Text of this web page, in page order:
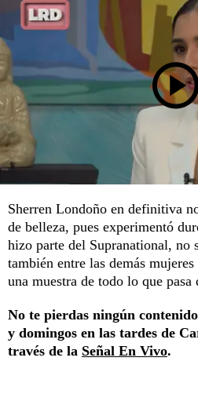
Sherren Londoño en definitiva
de belleza, pues experimentó
hizo parte del Supranational, no
también entre las demás
una muestra de todo lo que pasa
No te pierdas ningún
y domingos en las tardes de
través de la Señal En Vivo.